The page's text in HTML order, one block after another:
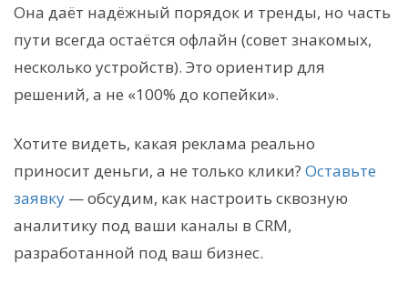
Она даёт надёжный порядок и тренды, но часть
пути всегда остаётся офлайн (совет знакомых,
несколько устройств). Это ориентир для
решений, а не «100% до копейки».
Хотите видеть, какая реклама реально
приносит деньги, а не только клики? Оставьте
заявку — обсудим, как настроить сквозную
аналитику под ваши каналы в CRM,
разработанной под ваш бизнес.